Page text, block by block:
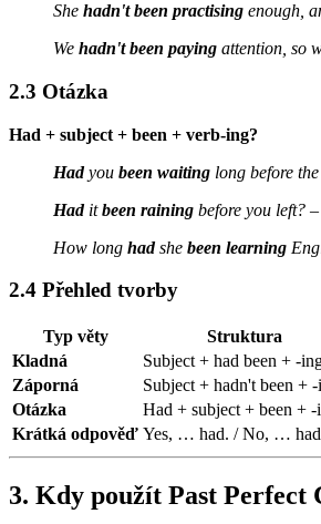
She hadn't been practising enough,
We hadn't been paying attention, so
2.3 Otázka
Had + subject + been + verb-ing?
Hadyou been waiting long before
Haditbeen raining before you left?
How long hadshe been learning
2.4 Přehled tvorby
Typ věty Struktura
Kladná
Subject + had been + -
Záporná
Subject + hadn't been +
Otázka
Had + subject + been + -
Krátká odpověď Yes, … had. / No, …
3. Kdy použít Past Perfect